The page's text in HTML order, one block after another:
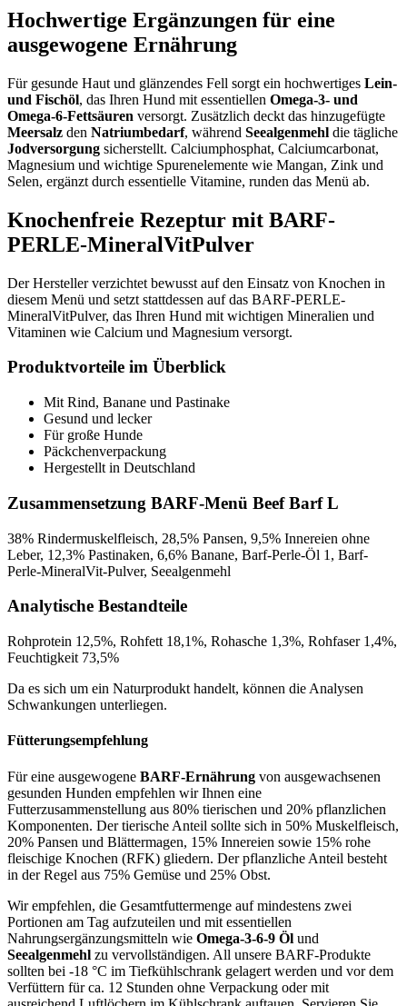
Hochwertige Ergänzungen für eine
ausgewogene Ernährung
Für gesunde Haut und glänzendes Fell sorgt ein hochwertiges Lein-
und Fischöl, das Ihren Hund mit essentiellen Omega-3- und
Omega-6-Fettsäuren versorgt. Zusätzlich deckt das hinzugefügte
Meersalz den Natriumbedarf, während Seealgenmehl die tägliche
Jodversorgung sicherstellt. Calciumphosphat, Calciumcarbonat,
Magnesium und wichtige Spurenelemente wie Mangan, Zink und
Selen, ergänzt durch essentielle Vitamine, runden das Menü ab.
Knochenfreie Rezeptur mit BARF-
PERLE-MineralVitPulver
Der Hersteller verzichtet bewusst auf den Einsatz von Knochen in
diesem Menü und setzt stattdessen auf das BARF-PERLE-
MineralVitPulver, das Ihren Hund mit wichtigen Mineralien und
Vitaminen wie Calcium und Magnesium versorgt.
Produktvorteile im Überblick
Mit Rind, Banane und Pastinake
Gesund und lecker
Für große Hunde
Päckchenverpackung
Hergestellt in Deutschland
Zusammensetzung BARF-Menü Beef Barf L
38% Rindermuskelfleisch, 28,5% Pansen, 9,5% Innereien ohne
Leber, 12,3% Pastinaken, 6,6% Banane, Barf-Perle-Öl 1, Barf-
Perle-MineralVit-Pulver, Seealgenmehl
Analytische Bestandteile
Rohprotein 12,5%, Rohfett 18,1%, Rohasche 1,3%, Rohfaser 1,4%,
Feuchtigkeit 73,5%
Da es sich um ein Naturprodukt handelt, können die Analysen
Schwankungen unterliegen.
Fütterungsempfehlung
Für eine ausgewogene BARF-Ernährung von ausgewachsenen
gesunden Hunden empfehlen wir Ihnen eine
Futterzusammenstellung aus 80% tierischen und 20% pflanzlichen
Komponenten. Der tierische Anteil sollte sich in 50% Muskelfleisch,
20% Pansen und Blättermagen, 15% Innereien sowie 15% rohe
fleischige Knochen (RFK) gliedern. Der pflanzliche Anteil besteht
in der Regel aus 75% Gemüse und 25% Obst.
Wir empfehlen, die Gesamtfuttermenge auf mindestens zwei
Portionen am Tag aufzuteilen und mit essentiellen
Nahrungsergänzungsmitteln wie Omega-3-6-9 Öl und
Seealgenmehl zu vervollständigen. All unsere BARF-Produkte
sollten bei -18 °C im Tiefkühlschrank gelagert werden und vor dem
Verfüttern für ca. 12 Stunden ohne Verpackung oder mit